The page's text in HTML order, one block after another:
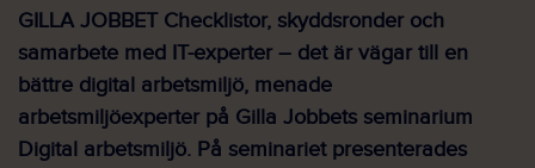
GILLA JOBBET Checklistor, skyddsronder och
samarbete med IT-experter – det är vägar till en
bättre digital arbetsmiljö, menade
arbetsmiljöexperter på Gilla Jobbets seminarium
Digital arbetsmiljö. På seminariet presenterades